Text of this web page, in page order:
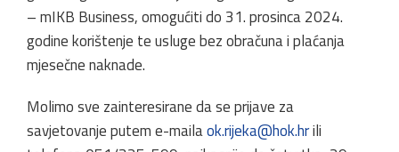
– mIKB Business, omogućiti do 31. prosinca 2024.
godine korištenje te usluge bez obračuna i plaćanja
mjesečne naknade.
Molimo sve zainteresirane da se prijave za
savjetovanje putem e-mailaok.rijeka@hok.hrili